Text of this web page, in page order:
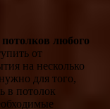
любого
от
на несколько
для того,
в потолок